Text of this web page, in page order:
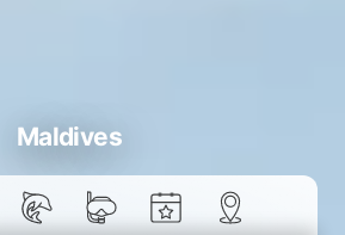
Maldives